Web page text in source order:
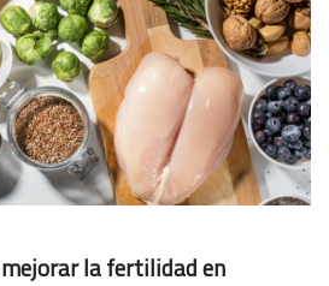
la fertilidad en